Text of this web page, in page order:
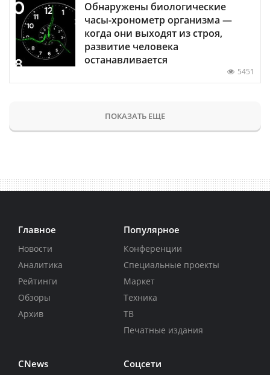
Обнаружены биологические
часы-хронометр организма —
когда они выходят из строя,
развитие человека
останавливается
5451
ПОКАЗАТЬ ЕЩЕ
Главное
Новости
Аналитика
Рейтинги
Обзоры
Архив
Популярное
Конференции
Специальные проекты
Маркет
Техника
ТВ
Печатные издания
CNews Соцсети